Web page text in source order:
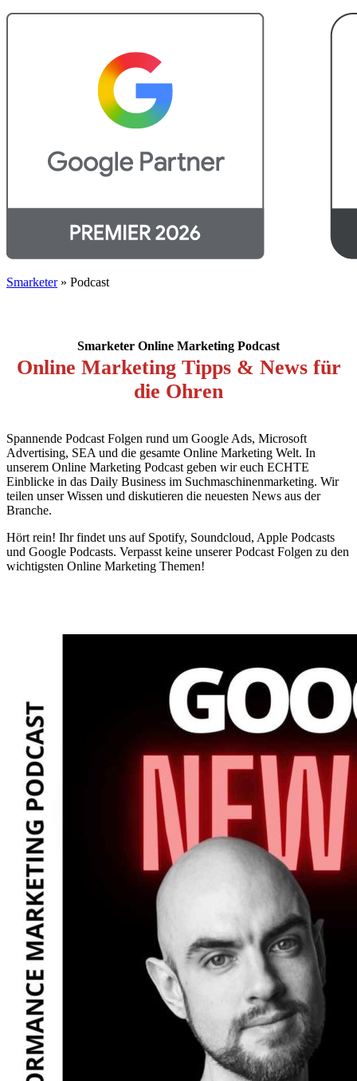
Smarketer» Podcast
Smarketer Online Marketing Podcast
Online Marketing Tipps & News für
die Ohren
Spannende Podcast Folgen rund um Google Ads, Microsoft
Advertising, SEA und die gesamte Online Marketing Welt. In
unserem Online Marketing Podcast geben wir euch ECHTE
Einblicke in das Daily Business im Suchmaschinenmarketing. Wir
teilen unser Wissen und diskutieren die neuesten News aus der
Branche.
Hört rein! Ihr findet uns auf Spotify, Soundcloud, Apple Podcasts
und Google Podcasts. Verpasst keine unserer Podcast Folgen zu den
wichtigsten Online Marketing Themen!